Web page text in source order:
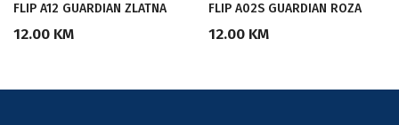
FLIP A12 GUARDIAN ZLATNA
12.00 KM
FLIP A02S GUARDIAN ROZA
12.00 KM